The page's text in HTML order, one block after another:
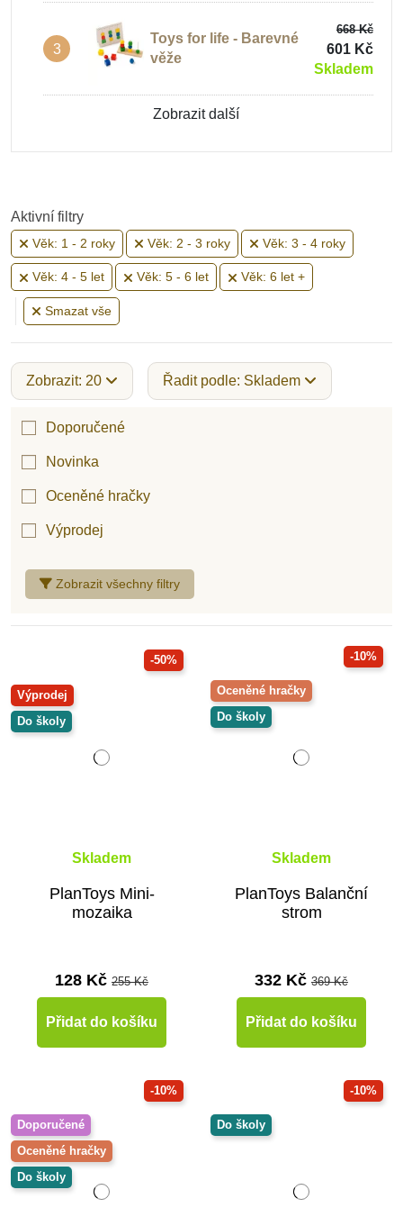
Motorické hračky 2 roky
Motorické hračky od 3 let
3
Toys for life - Barevné
věže
668 Kč
601 Kč
Skladem
Zobrazit další
Aktivní filtry
Věk: 1 - 2 roky Věk: 2 - 3 roky Věk: 3 - 4 roky
Věk: 4 - 5 let Věk: 5 - 6 let Věk: 6 let +
Smazat vše
Zobrazit: 20 Řadit podle: Skladem
Zobrazit všechny filtry
Doporučené
Novinka
Oceněné hračky
Výprodej
-50%
Výprodej
Do školy
Skladem
PlanToys Mini-
mozaika
128 Kč 255 Kč
Přidat do košíku
-10%
Oceněné hračky
Do školy
Skladem
PlanToys Balanční
strom
332 Kč 369 Kč
Přidat do košíku
-10%
Doporučené
Oceněné hračky
Do školy
-10%
Do školy